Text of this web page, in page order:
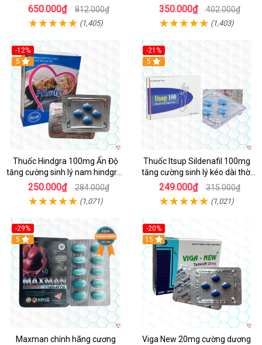
Hộp 7 Gói 100g
650.000₫ 812.000₫
(1,405)
cho Nam hộp 10 viên
350.000₫ 402.000₫
(1,403)
-12%
5
Thuốc Hindgra 100mg Ấn Độ
tăng cường sinh lý nam hindgra-
100 chống xts cương dương
250.000₫ 284.000₫
(1,071)
-21%
5
Thuốc Itsup Sildenafil 100mg
tăng cường sinh lý kéo dài thời
gian cho nam
249.000₫ 315.000₫
(1,021)
-29%
Hot
5
Maxman chính hãng cương
-20%
15
Viga New 20mg cường dương